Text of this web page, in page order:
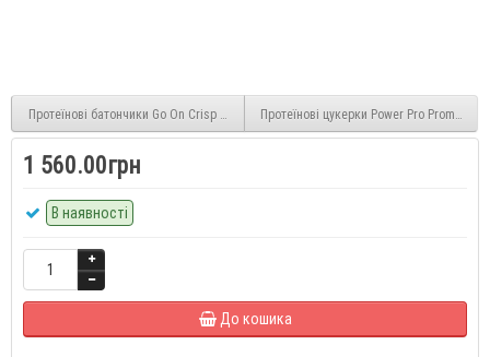
Протеїнові батончики Go On Crisp Bar with Peanut&Caramel 24x50г
Протеїнові цукерки Power Pro
1 560.00грн
В наявності
До кошика